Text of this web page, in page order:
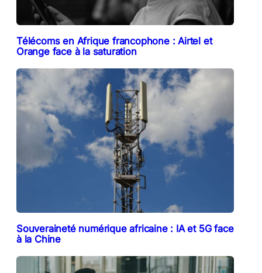
Télécoms en Afrique francophone : Airtel et
Orange face à la saturation
Souveraineté numérique africaine : IA et 5G face
à la Chine